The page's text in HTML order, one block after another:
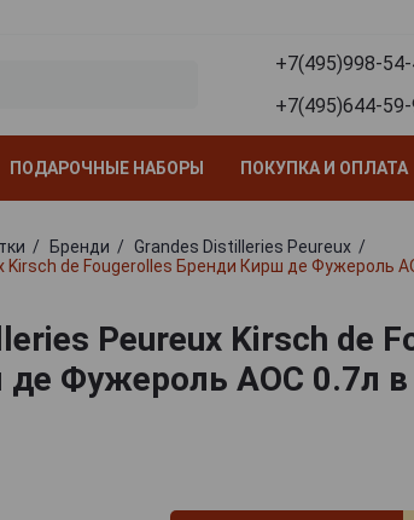
+7(495)998-
+7(495)644-
ПОДАРОЧНЫЕ НАБОРЫ ПОКУПКА И ОПЛАТА
Бренди
Grandes Distilleries Peureux
Kirsch de Fougerolles Бренди Кирш де Фужероль
Peureux Kirsch de
Фужероль АОС 0.7л в